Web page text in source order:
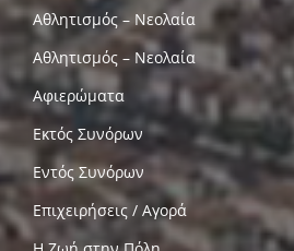
Αθλητισμός – Νεολαία
Αθλητισμός – Νεολαία
Αφιερώματα
Εκτός Συνόρων
Εντός Συνόρων
Επιχειρήσεις / Αγορά